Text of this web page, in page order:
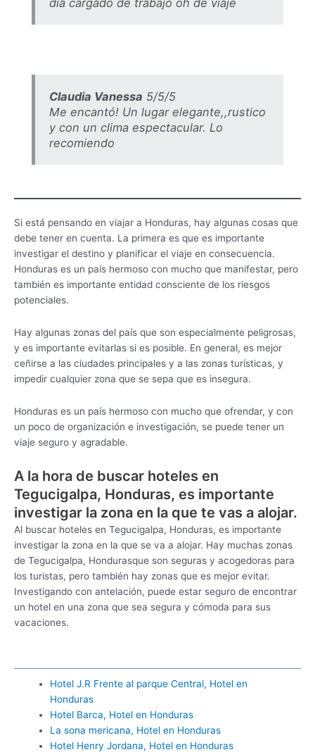
Claudia Vanessa 5/5/5
Me encantó! Un lugar elegante,,rustico
y con un clima espectacular. Lo
recomiendo
Si está pensando en viajar a Honduras, hay algunas cosas que
debe tener en cuenta. La primera es que es importante
investigar el destino y planificar el viaje en consecuencia.
Honduras es un país hermoso con mucho que manifestar, pero
también es importante entidad consciente de los riesgos
potenciales.
Hay algunas zonas del país que son especialmente peligrosas,
y es importante evitarlas si es posible. En general, es mejor
ceñirse a las ciudades principales y a las zonas turísticas, y
impedir cualquier zona que se sepa que es insegura.
Honduras es un país hermoso con mucho que ofrendar, y con
un poco de organización e investigación, se puede tener un
viaje seguro y agradable.
A la hora de buscar hoteles en
Tegucigalpa, Honduras, es importante
investigar la zona en la que te vas a alojar.
Al buscar hoteles en Tegucigalpa, Honduras, es importante
investigar la zona en la que se va a alojar. Hay muchas zonas
de Tegucigalpa, Hondurasque son seguras y acogedoras para
los turistas, pero también hay zonas que es mejor evitar.
Investigando con antelación, puede estar seguro de encontrar
un hotel en una zona que sea segura y cómoda para sus
vacaciones.
Hotel J.R Frente al parque Central, Hotel en
Honduras
Hotel Barca, Hotel en Honduras
La sona mericana, Hotel en Honduras
Hotel Henry Jordana, Hotel en Honduras